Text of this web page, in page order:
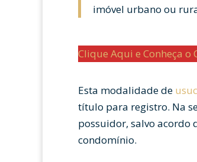
imóvel urbano ou
Clique Aqui e Conheça o
Esta modalidade de
título para registro. Na
possuidor, salvo acordo
condomínio.